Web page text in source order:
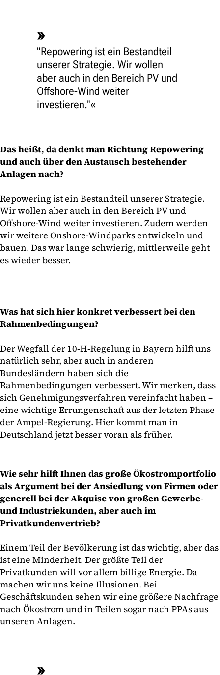
"Repowering ist ein Bestandteil
unserer Strategie. Wir wollen
aber auch in den Bereich PV und
Offshore-Wind weiter
investieren."
Das heißt, da denkt man Richtung Repowering
und auch über den Austausch bestehender
Anlagen nach?
Repowering ist ein Bestandteil unserer Strategie.
Wir wollen aber auch in den Bereich PV und
Offshore-Wind weiter investieren. Zudem werden
wir weitere Onshore-Windparks entwickeln und
bauen. Das war lange schwierig, mittlerweile geht
es wieder besser.
Was hat sich hier konkret verbessert bei den
Rahmenbedingungen?
Der Wegfall der 10-H-Regelung in Bayern hilft uns
natürlich sehr, aber auch in anderen
Bundesländern haben sich die
Rahmenbedingungen verbessert. Wir merken, dass
sich Genehmigungsverfahren vereinfacht haben –
eine wichtige Errungenschaft aus der letzten Phase
der Ampel-Regierung. Hier kommt man in
Deutschland jetzt besser voran als früher.
Wie sehr hilft Ihnen das große Ökostromportfolio
als Argument bei der Ansiedlung von Firmen oder
generell bei der Akquise von großen Gewerbe-
und Industriekunden, aber auch im
Privatkundenvertrieb?
Einem Teil der Bevölkerung ist das wichtig, aber das
ist eine Minderheit. Der größte Teil der
Privatkunden will vor allem billige Energie. Da
machen wir uns keine Illusionen. Bei
Geschäftskunden sehen wir eine größere Nachfrage
nach Ökostrom und in Teilen sogar nach PPAs aus
unseren Anlagen.